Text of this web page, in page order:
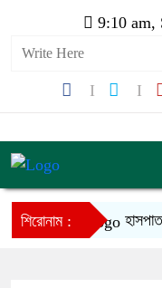
9:10 am,
শিরোনাম :